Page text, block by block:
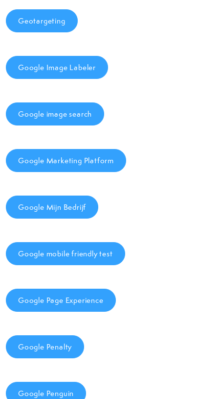
Geotargeting
Google Image Labeler
Google image search
Google Marketing Platform
Google Mijn Bedrijf
Google mobile friendly test
Google Page Experience
Google Penalty
Google Penguin